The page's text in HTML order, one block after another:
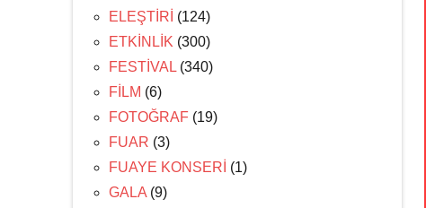
ELEŞTİRİ (124)
ETKİNLİK (300)
FESTİVAL (340)
FİLM (6)
FOTOĞRAF (19)
FUAR (3)
FUAYE KONSERİ (1)
GALA (9)